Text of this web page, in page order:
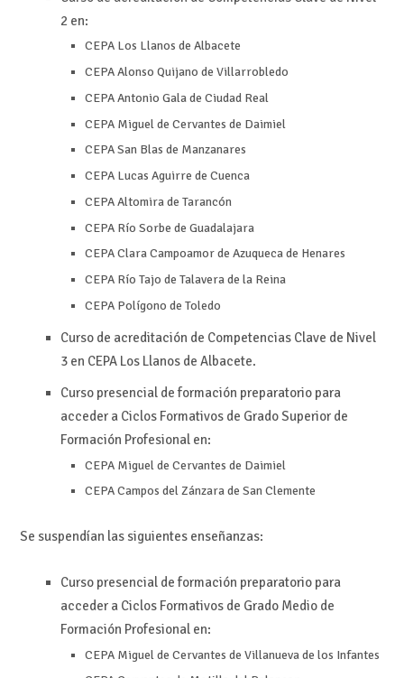
2 en:
CEPA Los Llanos de Albacete
CEPA Alonso Quijano de Villarrobledo
CEPA Antonio Gala de Ciudad Real
CEPA Miguel de Cervantes de Daimiel
CEPA San Blas de Manzanares
CEPA Lucas Aguirre de Cuenca
CEPA Altomira de Tarancón
CEPA Río Sorbe de Guadalajara
CEPA Clara Campoamor de Azuqueca de Henares
CEPA Río Tajo de Talavera de la Reina
CEPA Polígono de Toledo
Curso de acreditación de Competencias Clave de Nivel
3 en CEPA Los Llanos de Albacete.
Curso presencial de formación preparatorio para
acceder a Ciclos Formativos de Grado Superior de
Formación Profesional en:
CEPA Miguel de Cervantes de Daimiel
CEPA Campos del Zánzara de San Clemente
Se suspendían las siguientes enseñanzas:
Curso presencial de formación preparatorio para
acceder a Ciclos Formativos de Grado Medio de
Formación Profesional en:
CEPA Miguel de Cervantes de Villanueva de los Infantes